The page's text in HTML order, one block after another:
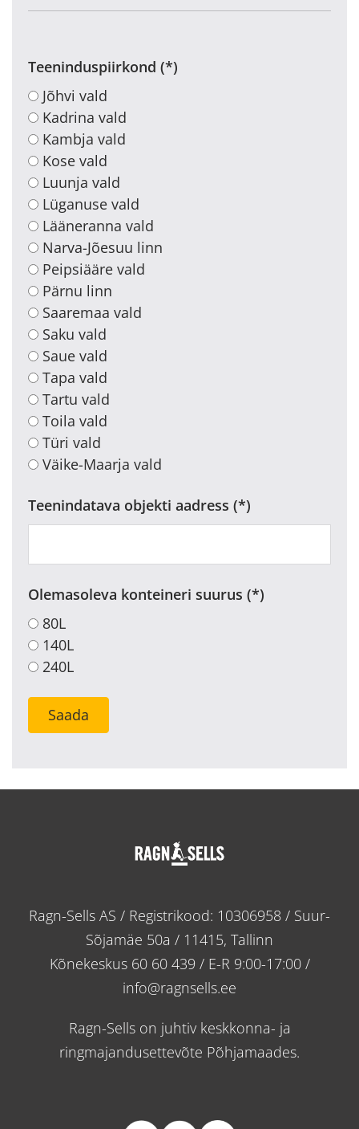
Teeninduspiirkond
Jõhvi vald
Kadrina vald
Kambja vald
Kose vald
Luunja vald
Lüganuse vald
Lääneranna vald
Narva-Jõesuu linn
Peipsiääre vald
Pärnu linn
Saaremaa vald
Saku vald
Saue vald
Tapa vald
Tartu vald
Toila vald
Türi vald
Väike-Maarja vald
Teenindatava objekti aadress
Olemasoleva konteineri suurus
80L
140L
240L
Saada
Ragn-Sells AS / Registrikood: 10306958 / Suur-
Sõjamäe 50a / 11415, Tallinn
Kõnekeskus 60 60 439 / E-R 9:00-17:00 /
info@ragnsells.ee
Ragn-Sells on juhtiv keskkonna- ja
ringmajandusettevõte Põhjamaades.